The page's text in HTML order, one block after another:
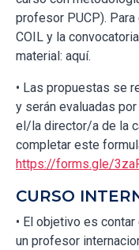
profesor PUCP).
COIL y la
material: aquí.
• Las propuestas se
y serán evaluadas
el/la director/a de la
completar este
https://forms.gle/
CURSO
• El objetivo es
un profesor